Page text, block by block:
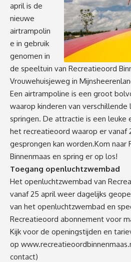
april is de
nieuwe
airtrampolin
e in gebruik
genomen in
de speeltuin van Recreatieoord
Vrouwehuisjeweg in
Een airtrampoline is een groot
waarop kinderen van
springen. De attractie is een leuke
het recreatieoord waarop er vanaf
gesprongen kan worden.Kom naar
Binnenmaas en spring er op los!
Toegang openluchtzwembad
Het openluchtzwembad van
vanaf 25 april weer dagelijks
van het openluchtzwembad en
Recreatieoord abonnement voor
Kijk voor de openingstijden en
op
contact)